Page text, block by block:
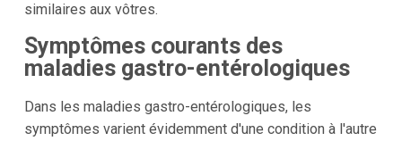
similaires aux vôtres.
Symptômes courants des
maladies gastro-entérologiques
Dans les maladies gastro-entérologiques, les
symptômes varient évidemment d'une condition à l'autre